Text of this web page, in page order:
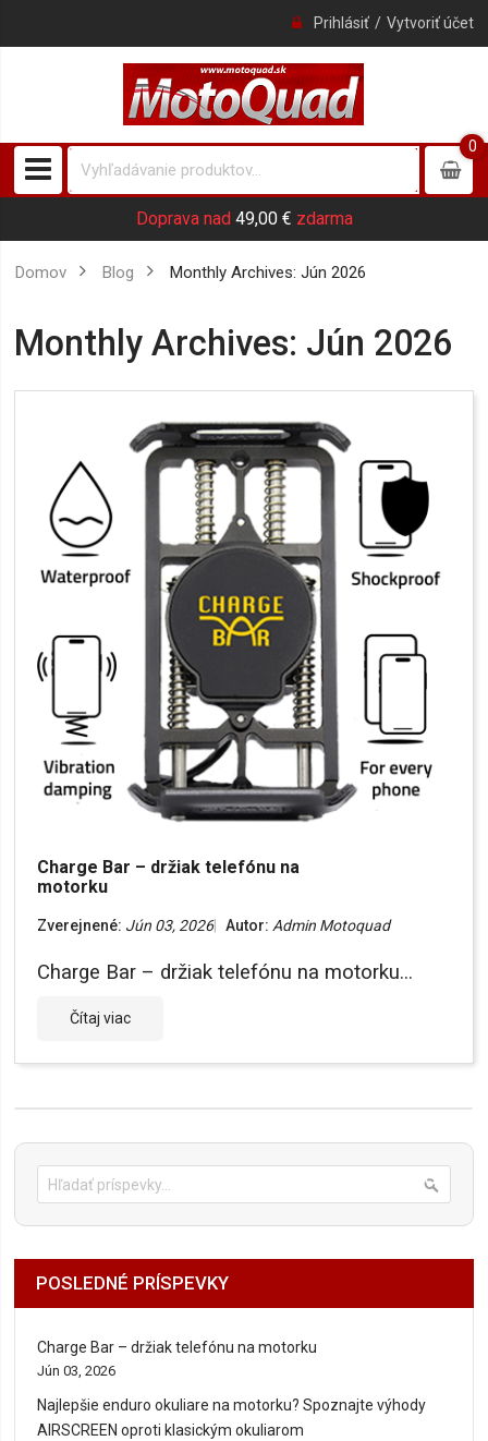
Prihlásiť Vytvoriť účet
0
0item
Doprava nad 49,00 € zdarma
Domov Blog Monthly Archives: Jún 2026
Monthly Archives: Jún 2026
Charge Bar – držiak telefónu na
motorku
Zverejnené: Jún 03, 2026 Autor: Admin Motoquad
Charge Bar – držiak telefónu na motorku...
Čítaj viac
Vyhľadať
POSLEDNÉ PRÍSPEVKY
Charge Bar – držiak telefónu na motorku
Jún 03, 2026
Najlepšie enduro okuliare na motorku? Spoznajte výhody
AIRSCREEN oproti klasickým okuliarom